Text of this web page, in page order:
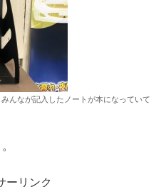
んなが記入したノートが本になっていて
ーリンク